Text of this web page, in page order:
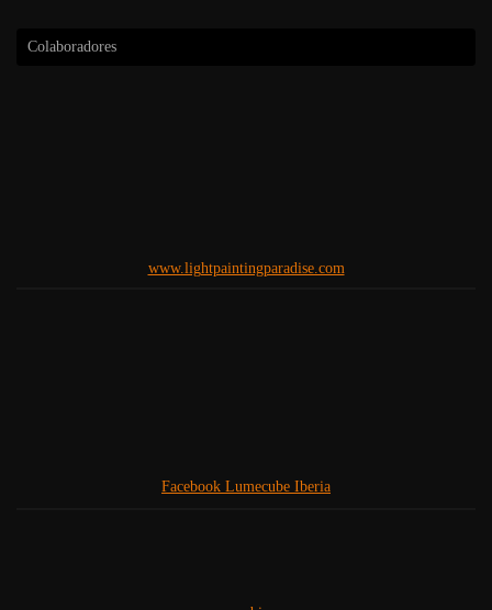
Colaboradores
www.lightpaintingparadise.com
Facebook Lumecube Iberia